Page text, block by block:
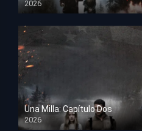
2026
HD 1080p
Una Milla: Capítulo Dos
2026
HD 1080p